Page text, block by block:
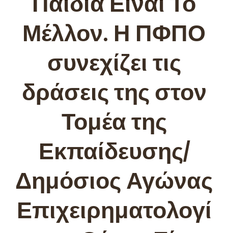
Μέλλον. Η ΠΦΠΟ
συνεχίζει τις
δράσεις της στον
Τομέα της
Εκπαίδευσης/
Δημόσιος Αγώνας
Επιχειρηματολογί